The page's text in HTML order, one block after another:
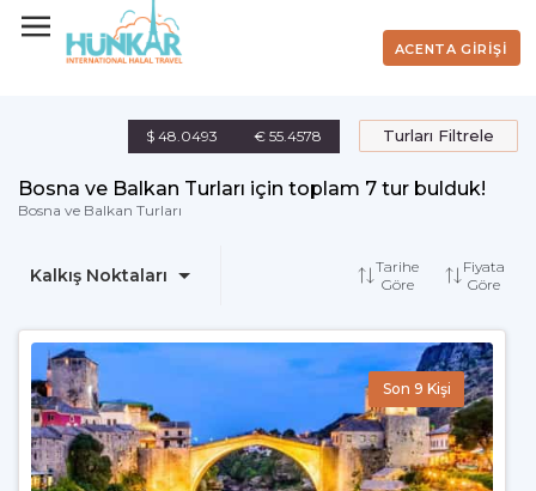
ACENTA GİRİŞİ
$ 48.0493 € 55.4578 Turları Filtrele
Bosna ve Balkan Turları için toplam 7 tur bulduk!
Bosna ve Balkan Turları
Kalkış Noktaları
Tarihe
Göre
Fiyata
Göre
Son 9 Kişi